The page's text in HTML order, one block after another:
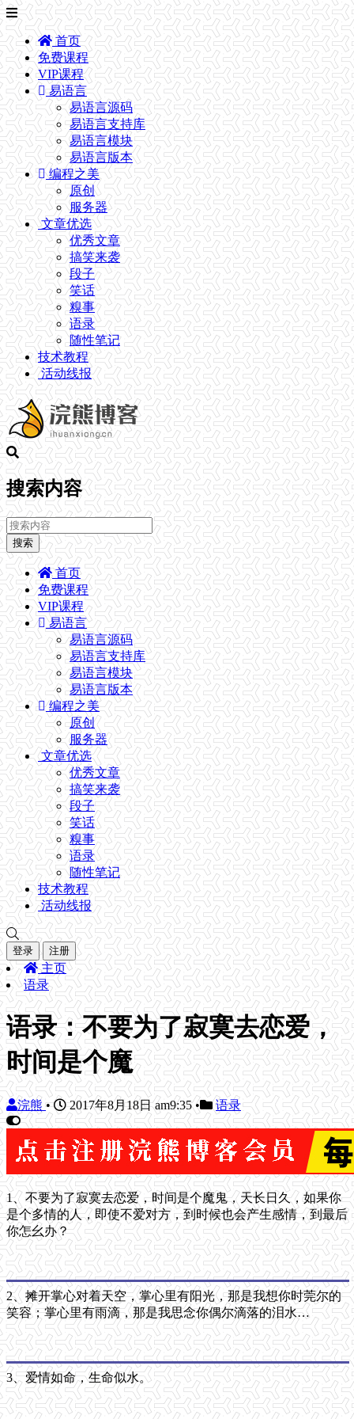
首页
免费课程
VIP课程
易语言
易语言源码
易语言支持库
易语言模块
易语言版本
编程之美
原创
服务器
文章优选
优秀文章
搞笑来袭
段子
笑话
糗事
语录
随性笔记
技术教程
活动线报
搜索内容
搜索
首页
免费课程
VIP课程
易语言
易语言源码
易语言支持库
易语言模块
易语言版本
编程之美
原创
服务器
文章优选
优秀文章
搞笑来袭
段子
笑话
糗事
语录
随性笔记
技术教程
活动线报
登录 注册
主页
语录
语录：不要为了寂寞去恋爱，
时间是个魔
浣熊• 2017年8月18日 am9:35• 语录
1、不要为了寂寞去恋爱，时间是个魔鬼，天长日久，如果你
是个多情的人，即使不爱对方，到时候也会产生感情，到最后
你怎幺办？
2、摊开掌心对着天空，掌心里有阳光，那是我想你时莞尔的
笑容；掌心里有雨滴，那是我思念你偶尔滴落的泪水…
3、爱情如命，生命似水。